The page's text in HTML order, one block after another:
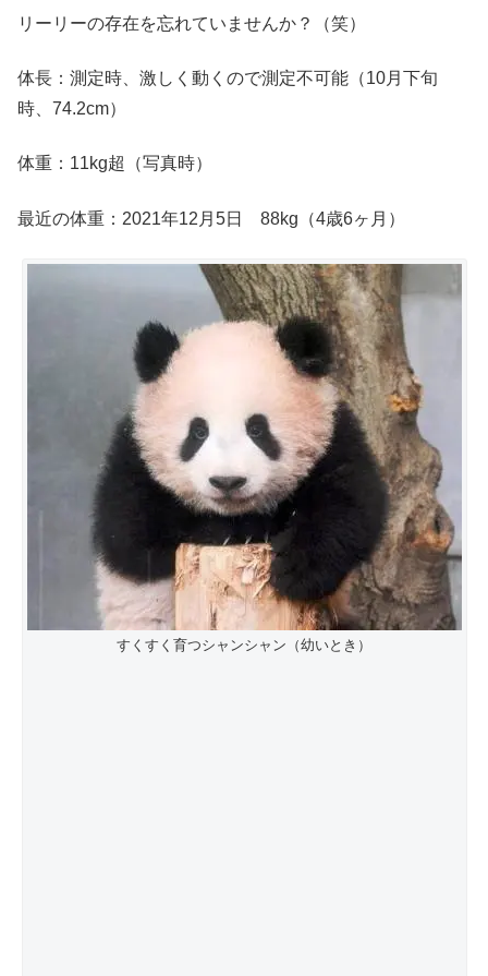
リーリーの存在を忘れていませんか？（笑）
体長：測定時、激しく動くので測定不可能（10月下旬
時、74.2cm）
体重：11kg超（写真時）
最近の体重：2021年12月5日 88kg（4歳6ヶ月）
すくすく育つシャンシャン（幼いとき）